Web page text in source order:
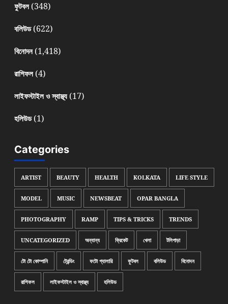
ফুটবল(348)
বলিউড(622)
বিনোদন(1,418)
রাশিফল(4)
লাইফস্টাইল ও স্বাস্থ্য(17)
হলিউড(1)
Categories
ARTIST BEAUTY HEALTH KOLKATA LIFE STYLE
MODEL MUSIC NEWSBEAT OPAR BANGLA
PHOTOGRAPHY RAMP TIPS & TRICKS TRENDS
UNCATEGORIZED অন্যান্য ক্রিকেট খেলা টলিপাড়া
টো টো কোম্পানি ট্রেন্ডিং ফটো গ্যালারি ফুটবল বলিউড বিনোদন
রাশিফল লাইফস্টাইল ও স্বাস্থ্য হলিউড